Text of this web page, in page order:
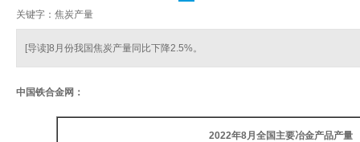
关键字：焦炭产量
[导读]8月份我国焦炭产量同比下降2.5%。
中国铁合金网：
2022年8月全国主要冶金产品产量